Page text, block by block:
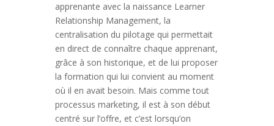
apprenante avec la naissance Learner
Relationship Management, la
centralisation du pilotage qui permettait
en direct de connaître chaque apprenant,
grâce à son historique, et de lui proposer
la formation qui lui convient au moment
où il en avait besoin. Mais comme tout
processus marketing, il est à son début
centré sur l’offre, et c’est lorsqu’on